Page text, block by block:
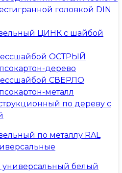
головкой DIN
ЦИНК с шайбой
ОСТРЫЙ
дерево
СВЕРЛО
металл
по дереву с
по металлу RAL
универсальный белый